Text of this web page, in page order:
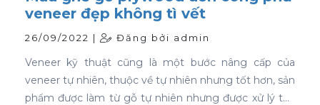
veneer đẹp không tì vết
26/09/2022 | Đăng bởi admin
Veneer kỹ thuật cũng là một bước nâng cấp của
veneer tự nhiên, thuộc về tự nhiên nhưng tốt hơn, sản
phẩm được làm từ gỗ tự nhiên nhưng được xử lý tạo